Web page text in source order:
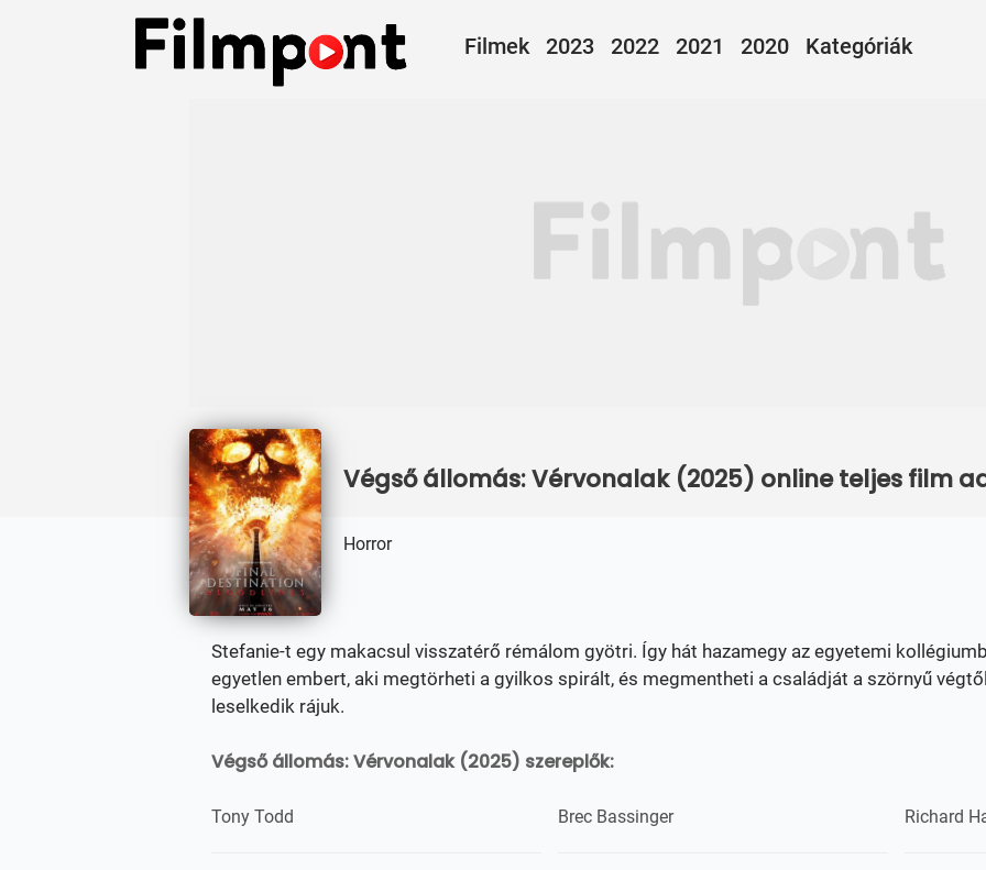
Filmek 2023 2022 2021 2020 Kategóriák
Végső állomás: Vérvonalak (2025) online teljes film
Horror
Stefanie-t egy makacsul visszatérő rémálom gyötri. Így hát hazamegy az egyetemi
egyetlen embert, aki megtörheti a gyilkos spirált, és megmentheti a családját a szörnyű
leselkedik rájuk.
Végső állomás: Vérvonalak (2025) szereplők:
Tony Todd Brec Bassinger Richard